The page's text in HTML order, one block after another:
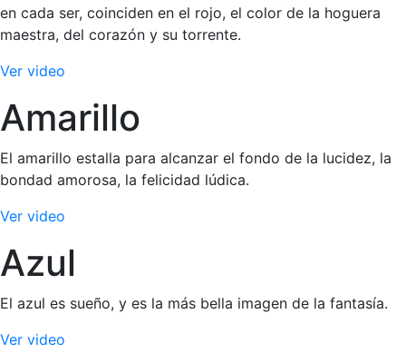
en cada ser, coinciden en el rojo, el color de la hoguera
maestra, del corazón y su torrente.
Ver video
Amarillo
El amarillo estalla para alcanzar el fondo de la lucidez, la
bondad amorosa, la felicidad lúdica.
Ver video
Azul
El azul es sueño, y es la más bella imagen de la fantasía.
Ver video